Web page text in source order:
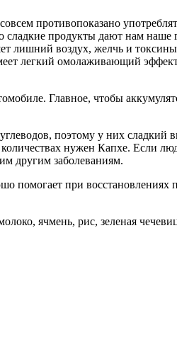
противопоказано
продукты дают нам
воздух, желчь и
легкий омолаживающий
Главное, чтобы
поэтому у них
нужен Капхе. Если
другим заболеваниям.
при
ячмень, рис, зеленая